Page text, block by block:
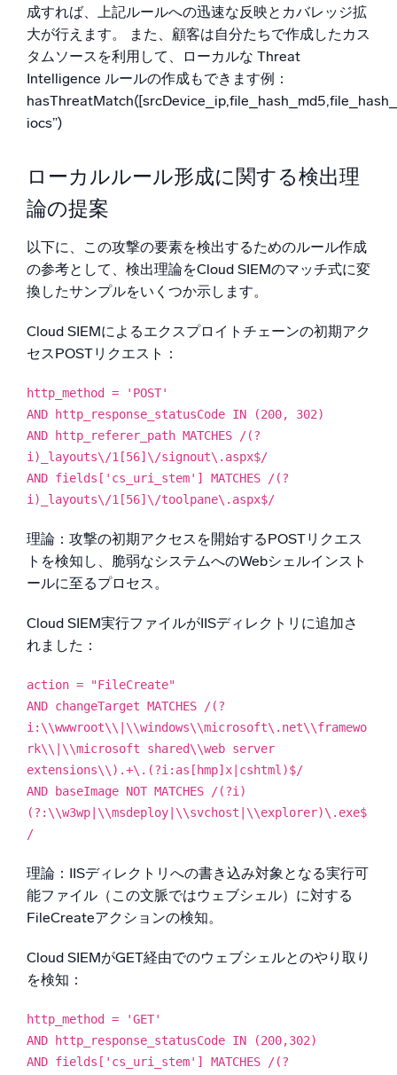
成すれば、上記ルールへの迅速な反映とカバレッジ拡
大が行えます。 また、顧客は自分たちで作成したカス
タムソースを利用して、ローカルな Threat
Intelligence ルールの作成もできます例：
iocs”)
ローカルルール形成に関する検出理
論の提案
以下に、この攻撃の要素を検出するためのルール作成
の参考として、検出理論をCloud SIEMのマッチ式に変
換したサンプルをいくつか示します。
Cloud SIEMによるエクスプロイトチェーンの初期アク
セスPOSTリクエスト：
http_method = 'POST'
AND http_response_statusCode IN (200, 302)
AND http_referer_path MATCHES /(?
i)_layouts\/1[56]\/signout\.aspx$/
AND fields['cs_uri_stem'] MATCHES /(?
i)_layouts\/1[56]\/toolpane\.aspx$/
理論：攻撃の初期アクセスを開始するPOSTリクエス
トを検知し、脆弱なシステムへのWebシェルインスト
ールに至るプロセス。
Cloud SIEM実行ファイルがIISディレクトリに追加さ
れました：
action = "FileCreate"
AND changeTarget MATCHES /(?
i:\\wwwroot\\|\\windows\\microsoft\.net\\framewo
rk\\|\\microsoft shared\\web server
extensions\\).+\.(?i:as[hmp]x|cshtml)$/
AND baseImage NOT MATCHES /(?i)
(?:\\w3wp|\\msdeploy|\\svchost|\\explorer)\.exe$
/
理論：IISディレクトリへの書き込み対象となる実行可
能ファイル（この文脈ではウェブシェル）に対する
FileCreateアクションの検知。
Cloud SIEMがGET経由でのウェブシェルとのやり取り
を検知：
http_method = 'GET'
AND http_response_statusCode IN (200,302)
AND fields['cs_uri_stem'] MATCHES /(?